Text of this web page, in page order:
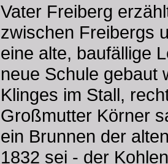
Vater Freiberg
zwischen Freibergs
eine alte, baufällige
neue Schule gebaut
Klinges im Stall,
Großmutter Körner
ein Brunnen der
1832 sei - der